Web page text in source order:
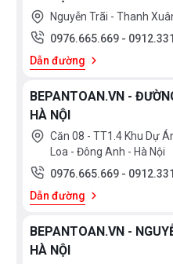
Thông số kỹ thuật
Máy rửa để độc lập hoặc
Chất liệu: Inox kết hợp sơn
Dung tích chứa: 8 bộ theo
7 chương trình rửa: Rửa
ECO, Rửa ly chén, Rửa
Tiêu chuẩn châu âu A++
Nguyễn Trãi - Thanh
0976.665.669 -
Dẫn đường
BEPANTOAN.VN -
HÀ NỘI
Căn 08 - TT1.4 Khu Dự
Loa - Đông Anh - Hà Nội
0976.665.669 -
Dẫn đường
BEPANTOAN.VN -
HÀ NỘI